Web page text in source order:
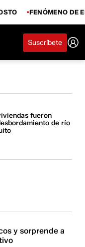
FENÓMENO DE
Suscríbete
fueron
de río
y sorprende a